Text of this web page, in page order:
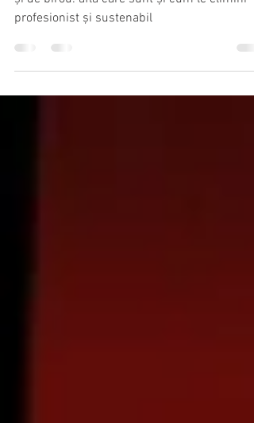
Costuri ascunse în activitățile administrative
profesionist și sustenabil